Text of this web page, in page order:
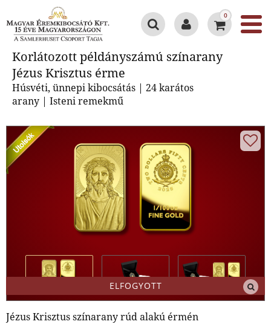
0
Korlátozott példányszámú színarany
Jézus Krisztus érme
Húsvéti, ünnepi kibocsátás | 24 karátos
arany | Isteni remekmű
ELFOGYOTT
Jézus Krisztus színarany rúd alakú érmén
Korlátozott példányszámú
színarany Jézus Krisztus érme